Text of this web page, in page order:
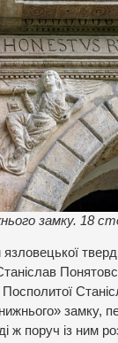
замку. 18
замку,
ж поруч із ним